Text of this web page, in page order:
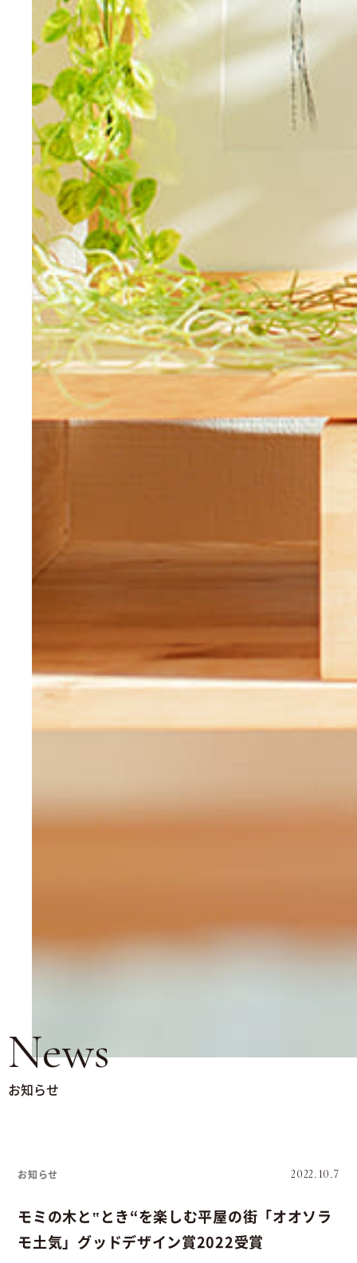
News
お知らせ
お知らせ 2022.10.7
モミの木と‟とき“を楽しむ平屋の街「オオソラ
モ土気」グッドデザイン賞2022受賞